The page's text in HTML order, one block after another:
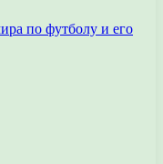
по футболу и его